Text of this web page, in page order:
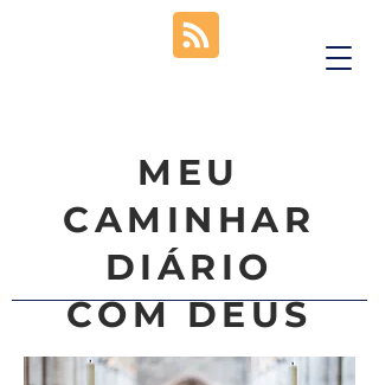
MEU
CAMINHAR
DIÁRIO
COM DEUS